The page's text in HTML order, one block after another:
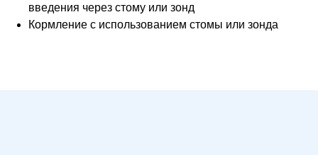
введения через стому или зонд
Кормление с использованием стомы или зонда
подъезд 11, этаж 4